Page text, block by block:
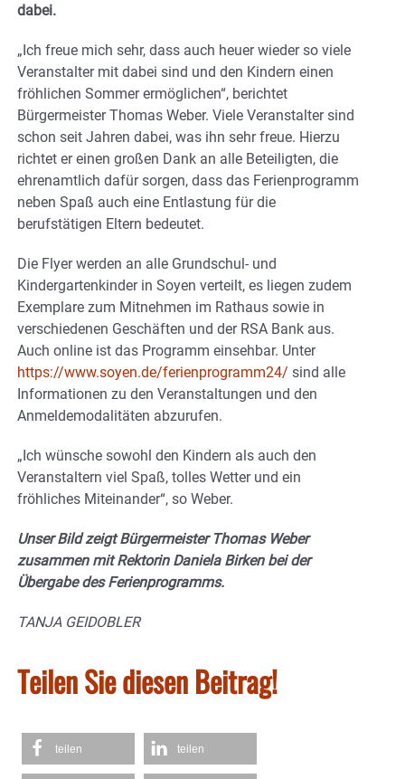
dabei.
„Ich freue mich sehr, dass auch heuer wieder so viele
Veranstalter mit dabei sind und den Kindern einen
fröhlichen Sommer ermöglichen“, berichtet
Bürgermeister Thomas Weber. Viele Veranstalter sind
schon seit Jahren dabei, was ihn sehr freue. Hierzu
richtet er einen großen Dank an alle Beteiligten, die
ehrenamtlich dafür sorgen, dass das Ferienprogramm
neben Spaß auch eine Entlastung für die
berufstätigen Eltern bedeutet.
Die Flyer werden an alle Grundschul- und
Kindergartenkinder in Soyen verteilt, es liegen zudem
Exemplare zum Mitnehmen im Rathaus sowie in
verschiedenen Geschäften und der RSA Bank aus.
Auch online ist das Programm einsehbar. Unter
https://www.soyen.de/ferienprogramm24/ sind alle
Informationen zu den Veranstaltungen und den
Anmeldemodalitäten abzurufen.
„Ich wünsche sowohl den Kindern als auch den
Veranstaltern viel Spaß, tolles Wetter und ein
fröhliches Miteinander“, so Weber.
Unser Bild zeigt Bürgermeister Thomas Weber
zusammen mit Rektorin Daniela Birken bei der
Übergabe des Ferienprogramms.
TANJA GEIDOBLER
Teilen Sie diesen Beitrag!
teilen teilen